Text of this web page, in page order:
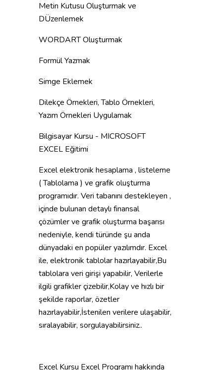
Metin Kutusu Oluşturmak ve
DÜzenlemek
WORDART Oluşturmak
Formül Yazmak
Simge Eklemek
Dilekçe Örnekleri, Tablo Örnekleri,
Yazım Örnekleri Uygulamak
Bilgisayar Kursu - MICROSOFT
EXCEL Eğitimi
Excel elektronik hesaplama , listeleme
( Tablolama ) ve grafik oluşturma
programıdır. Veri tabanını destekleyen ,
içinde bulunan detaylı finansal
çözümler ve grafik oluşturma başarısı
nedeniyle, kendi türünde şu anda
dünyadaki en popüler yazılımdır. Excel
ile, elektronik tablolar hazırlayabilir,Bu
tablolara veri girişi yapabilir, Verilerle
ilgili grafikler çizebilir,Kolay ve hızlı bir
şekilde raporlar, özetler
hazırlayabilir,İstenilen verilere ulaşabilir,
sıralayabilir, sorgulayabilirsiniz..
Excel Kursu Excel Programı hakkında